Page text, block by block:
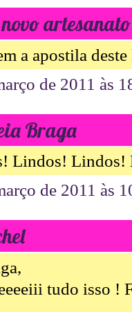
artesanato
a apostila
de 2011 às
Braga
Lindos!
de 2011 às
tudo isso !